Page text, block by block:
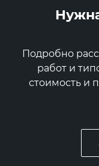
Подробно
работ и
стоимость и